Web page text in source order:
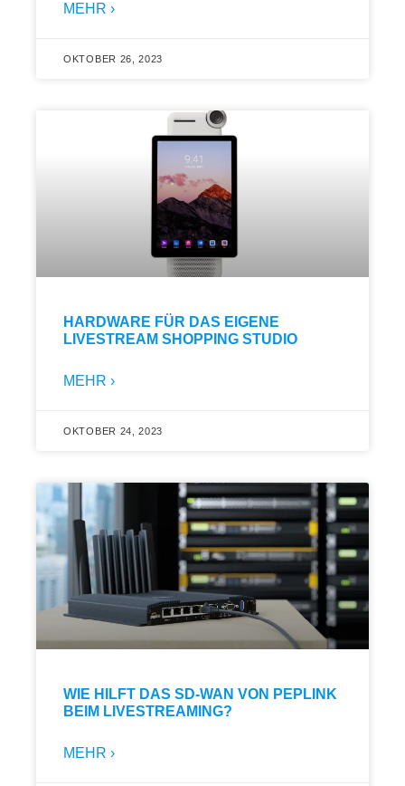
MEHR ›
OKTOBER 26, 2023
HARDWARE FÜR DAS EIGENE
LIVESTREAM SHOPPING STUDIO
MEHR ›
OKTOBER 24, 2023
WIE HILFT DAS SD-WAN VON PEPLINK
BEIM LIVESTREAMING?
MEHR ›